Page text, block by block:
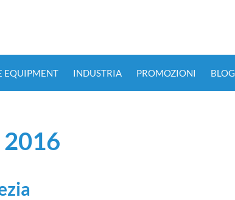
EQUIPMENT INDUSTRIA PROMOZIONI BLOG